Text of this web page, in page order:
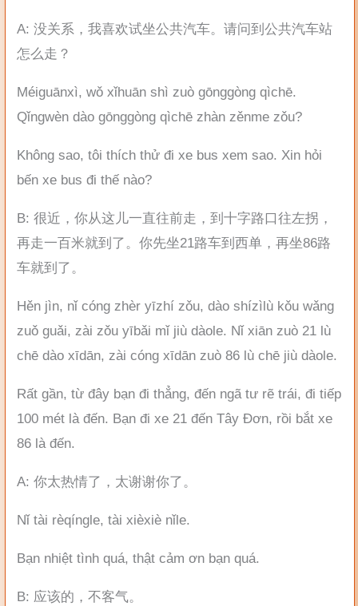
A: 没关系，我喜欢试坐公共汽车。请问到公共汽车站
怎么走？
Méiguānxì, wǒ xǐhuān shì zuò gōnggòng qìchē.
Qǐngwèn dào gōnggòng qìchē zhàn zěnme zǒu?
Không sao, tôi thích thử đi xe bus xem sao. Xin hỏi
bến xe bus đi thế nào?
B: 很近，你从这儿一直往前走，到十字路口往左拐，
再走一百米就到了。你先坐21路车到西单，再坐86路
车就到了。
Hěn jìn, nǐ cóng zhèr yīzhí zǒu, dào shízìlù kǒu wǎng
zuǒ guǎi, zài zǒu yībǎi mǐ jiù dàole. Nǐ xiān zuò 21 lù
chē dào xīdān, zài cóng xīdān zuò 86 lù chē jiù dàole.
Rất gần, từ đây bạn đi thẳng, đến ngã tư rẽ trái, đi tiếp
100 mét là đến. Bạn đi xe 21 đến Tây Đơn, rồi bắt xe
86 là đến.
A: 你太热情了，太谢谢你了。
Nǐ tài rèqíngle, tài xièxiè nǐle.
Bạn nhiệt tình quá, thật cảm ơn bạn quá.
B: 应该的，不客气。